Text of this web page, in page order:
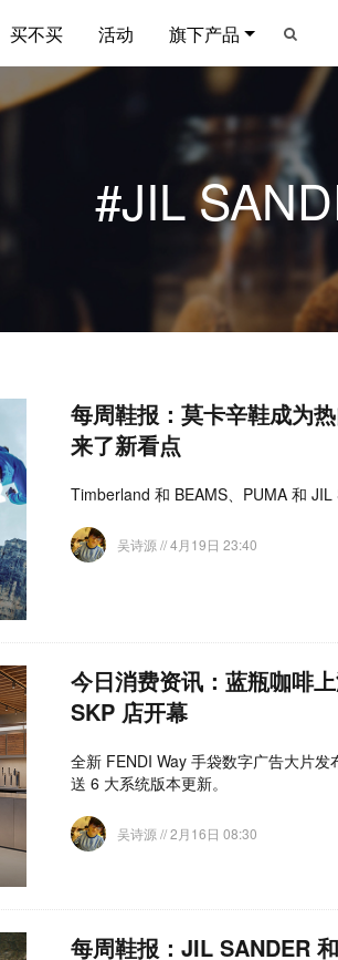
买不买 活动 旗下产品
#JIL
每周鞋报：莫卡辛鞋成为
来了新看点
Timberland 和 BEAMS、PUMA 和 JIL
吴诗源 // 4月19日 23:40
今日消费资讯：蓝瓶咖啡
SKP 店开幕
全新 FENDI Way 手袋数字广告大片
送 6 大系统版本更新。
吴诗源 // 2月16日 08:30
每周鞋报：JIL SANDER